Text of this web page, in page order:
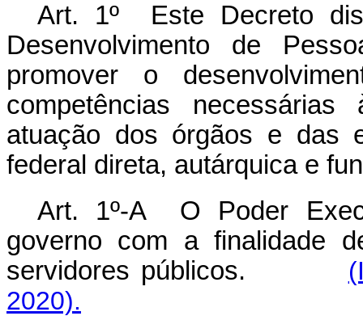
Art. 1º Este Decreto
Desenvolvimento de
promover o
competências
atuação dos órgãos e das
federal direta, autárquica e
Art. 1º-A O Poder
governo com a finalidade
servidores públicos.
2020).